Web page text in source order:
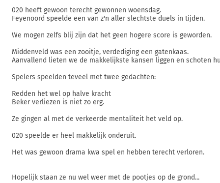
020 heeft gewoon terecht gewonnen woensdag.
Feyenoord speelde een van z'n aller slechtste duels in tijden.
We mogen zelfs blij zijn dat het geen hogere score is geworden.
Middenveld was een zooitje, verdediging een gatenkaas.
Aanvallend lieten we de makkelijkste kansen liggen en schoten
Spelers speelden teveel met twee gedachten:
Redden het wel op halve kracht
Beker verliezen is niet zo erg.
Ze gingen al met de verkeerde mentaliteit het veld op.
020 speelde er heel makkelijk onderuit.
Het was gewoon drama kwa spel en hebben terecht verloren.
Hopelijk staan ze nu wel weer met de pootjes op de grond...